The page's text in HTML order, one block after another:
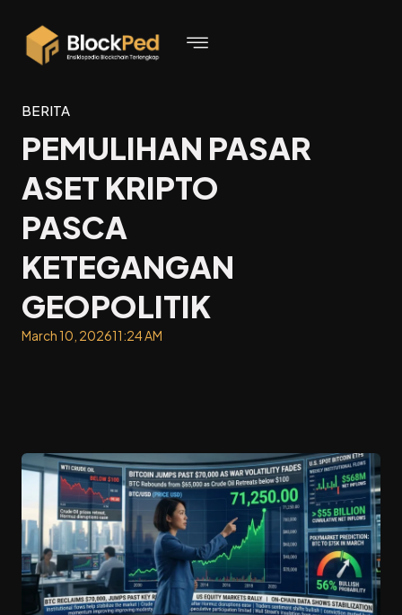
BERITA
PEMULIHAN PASAR
ASET KRIPTO
PASCA
KETEGANGAN
GEOPOLITIK
March 10, 202611:24 AM